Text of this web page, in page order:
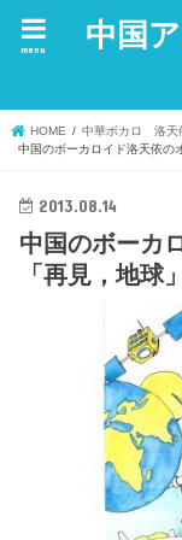
中国
menu
HOME
中華ボカロ 洛天
中国のボーカロイド洛天依
2013.08.14
中国のボーカ
「再見，地